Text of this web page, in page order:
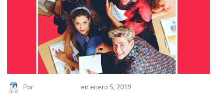
Por en enero 5, 2019